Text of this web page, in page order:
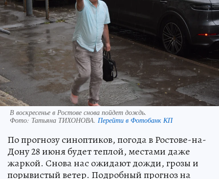
В воскресенье в Ростове снова пойдет дождь.
Фото: Татьяна ТИХОНОВА. Перейти в Фотобанк КП
По прогнозу синоптиков, погода в Ростове-на-
Дону 28 июня будет теплой, местами даже
жаркой. Снова нас ожидают дожди, грозы и
порывистый ветер. Подробный прогноз на